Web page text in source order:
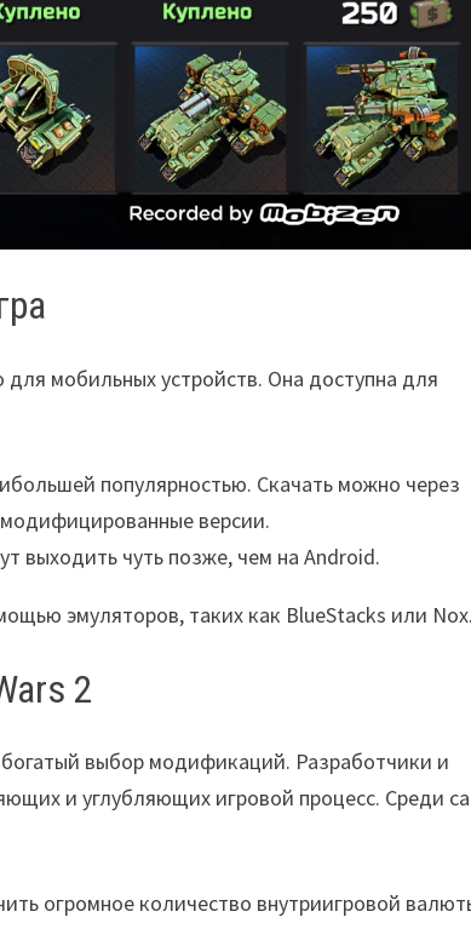
мобильных устройств. Она доступна для
популярностью. Скачать можно через
модифицированные версии.
выходить чуть позже, чем на Android.
эмуляторов, таких как BlueStacks или
2
выбор модификаций. Разработчики и
и углубляющих игровой процесс. Среди
огромное количество внутриигровой